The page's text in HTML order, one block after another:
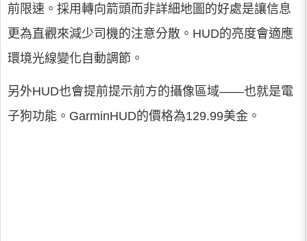
前限速。採用轉向箭頭而非詳細地圖的好處是讓信息
更為直觀來減少司機的注意分散。HUD的亮度會適應
環境光線變化自動調節。
另外HUD也會提前提示前方的攝像區域——也就是電
子狗功能。GarminHUD的價格為129.99美金。